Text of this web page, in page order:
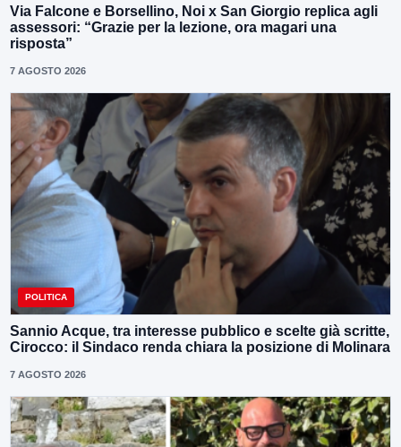
Via Falcone e Borsellino, Noi x San Giorgio replica agli
assessori: “Grazie per la lezione, ora magari una
risposta”
7 AGOSTO 2026
POLITICA
Sannio Acque, tra interesse pubblico e scelte già scritte,
Cirocco: il Sindaco renda chiara la posizione di Molinara
7 AGOSTO 2026